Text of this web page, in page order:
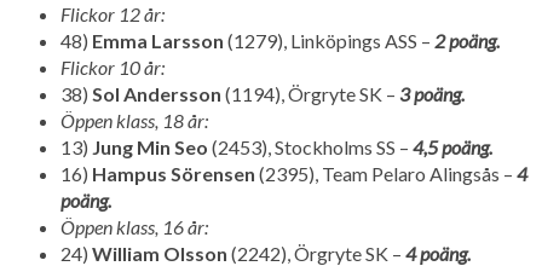
Flickor 12 år:
48) Emma Larsson (1279), Linköpings ASS – 2 poäng.
Flickor 10 år:
38) Sol Andersson (1194), Örgryte SK – 3 poäng.
Öppen klass, 18 år:
13) Jung Min Seo (2453), Stockholms SS – 4,5 poäng.
16) Hampus Sörensen (2395), Team Pelaro Alingsås – 4
poäng.
Öppen klass, 16 år:
24) William Olsson (2242), Örgryte SK – 4 poäng.